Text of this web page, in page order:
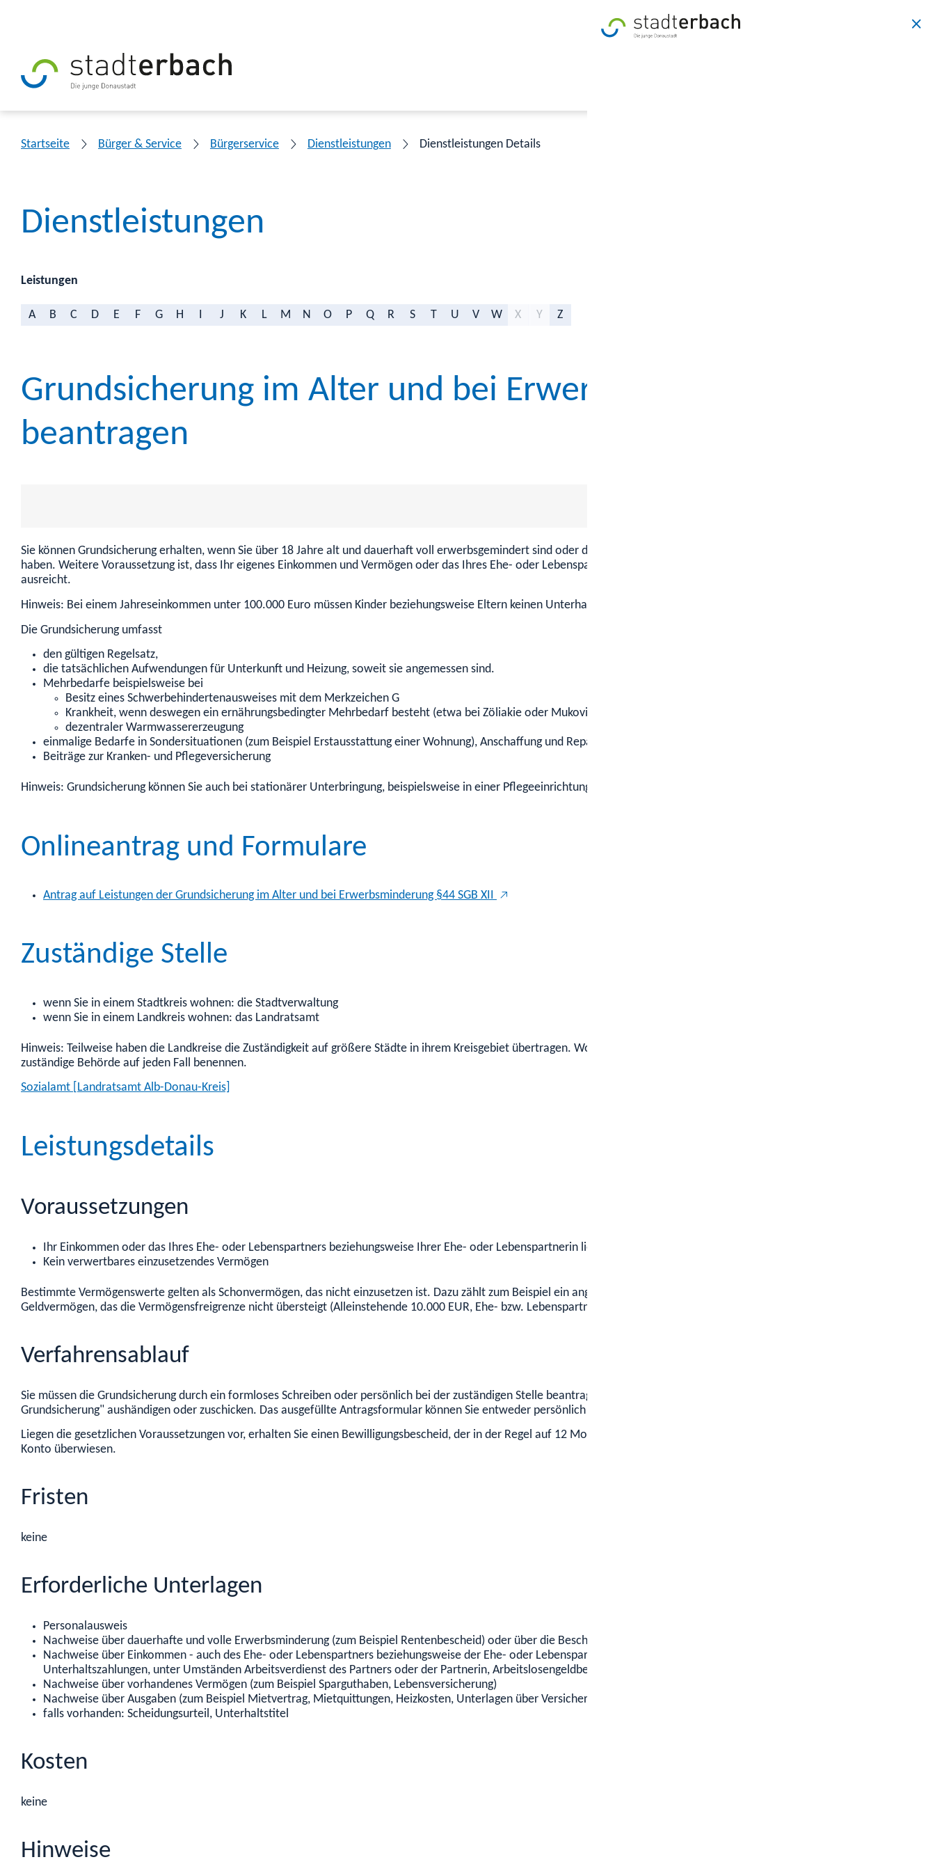
Startseite Bürger & Service Bürgerservice Dienstleistungen Dienstleistungen Details
Dienstleistungen
Leistungen
A B C D E F G H J K L M N O P Q R S T U V W X Y Z
Grundsicherung im Alter und bei Erwerbsminderung
beantragen
Sie können Grundsicherung erhalten, wenn Sie über 18 Jahre alt und dauerhaft voll erwerbsgemindert sind oder die für den Rentenbeginn maßgebliche Altersgrenze erreicht
haben. Weitere Voraussetzung ist, dass Ihr eigenes Einkommen und Vermögen oder das Ihres Ehe- oder Lebenspartners beziehungsweise Ihrer Ehe- oder Lebenspartnerin nicht
ausreicht.
Hinweis: Bei einem Jahreseinkommen unter 100.000 Euro müssen Kinder beziehungsweise Eltern keinen Unterhalt zahlen.
Die Grundsicherung umfasst
den gültigen Regelsatz,
die tatsächlichen Aufwendungen für Unterkunft und Heizung, soweit sie angemessen sind.
Mehrbedarfe beispielsweise bei
Besitz eines Schwerbehindertenausweises mit dem Merkzeichen G
Krankheit, wenn deswegen ein ernährungsbedingter Mehrbedarf besteht (etwa bei Zöliakie oder Mukoviszidose)
dezentraler Warmwassererzeugung
einmalige Bedarfe in Sondersituationen (zum Beispiel Erstausstattung einer Wohnung), Anschaffung und Reparatur von orthopädischen Schuhen
Beiträge zur Kranken- und Pflegeversicherung
Hinweis: Grundsicherung können Sie auch bei stationärer Unterbringung, beispielsweise in einer Pflegeeinrichtung, erhalten.
Onlineantrag und Formulare
Antrag auf Leistungen der Grundsicherung im Alter und bei Erwerbsminderung §44 SGB XII
Zuständige Stelle
wenn Sie in einem Stadtkreis wohnen: die Stadtverwaltung
wenn Sie in einem Landkreis wohnen: das Landratsamt
Hinweis: Teilweise haben die Landkreise die Zuständigkeit auf größere Städte in ihrem Kreisgebiet übertragen. Wohnen Sie in einem Landkreis, kann Ihnen das Landratsamt die
zuständige Behörde auf jeden Fall benennen.
Sozialamt [Landratsamt Alb-Donau-Kreis]
Leistungsdetails
Voraussetzungen
Ihr Einkommen oder das Ihres Ehe- oder Lebenspartners beziehungsweise Ihrer Ehe- oder Lebenspartnerin liegt unter dem gesetzlichen Grundsicherungsbedarf
Kein verwertbares einzusetzendes Vermögen
Bestimmte Vermögenswerte gelten als Schonvermögen, das nicht einzusetzen ist. Dazu zählt zum Beispiel ein angemessenes Hausgrundstück
Geldvermögen, das die Vermögensfreigrenze nicht übersteigt (Alleinstehende 10.000 EUR, Ehe- bzw. Lebenspartner 20.000 EUR) muss nicht eingesetzt werden
Verfahrensablauf
Sie müssen die Grundsicherung durch ein formloses Schreiben oder persönlich bei der zuständigen Stelle beantragen.
Grundsicherung" aushändigen oder zuschicken. Das ausgefüllte Antragsformular können Sie entweder persönlich abgeben oder mit der Post schicken.
Liegen die gesetzlichen Voraussetzungen vor, erhalten Sie einen Bewilligungsbescheid, der in der Regel auf 12 Monate befristet ist. Das Geld wird Ihnen am Monatsanfang auf Ihr
Konto überwiesen.
Fristen
keine
Erforderliche Unterlagen
Personalausweis
Nachweise über dauerhafte und volle Erwerbsminderung (zum Beispiel Rentenbescheid) oder über die Beschäftigung in einer Werkstatt für behinderte Menschen.
Nachweise über Einkommen - auch des Ehe- oder Lebenspartners beziehungsweise der Ehe- oder Lebenspartnerin (das sind zum Beispiel Rentenbescheide, Kindergeld,
Unterhaltszahlungen, unter Umständen Arbeitsverdienst des Partners oder der Partnerin, Arbeitslosengeldbescheid oder sonstige Sozialleistungen)
Nachweise über vorhandenes Vermögen (zum Beispiel Sparguthaben, Lebensversicherung)
Nachweise über Ausgaben (zum Beispiel Mietvertrag, Mietquittungen, Heizkosten, Unterlagen über Versicherungsbeiträge)
falls vorhanden: Scheidungsurteil, Unterhaltstitel
Kosten
keine
Hinweise